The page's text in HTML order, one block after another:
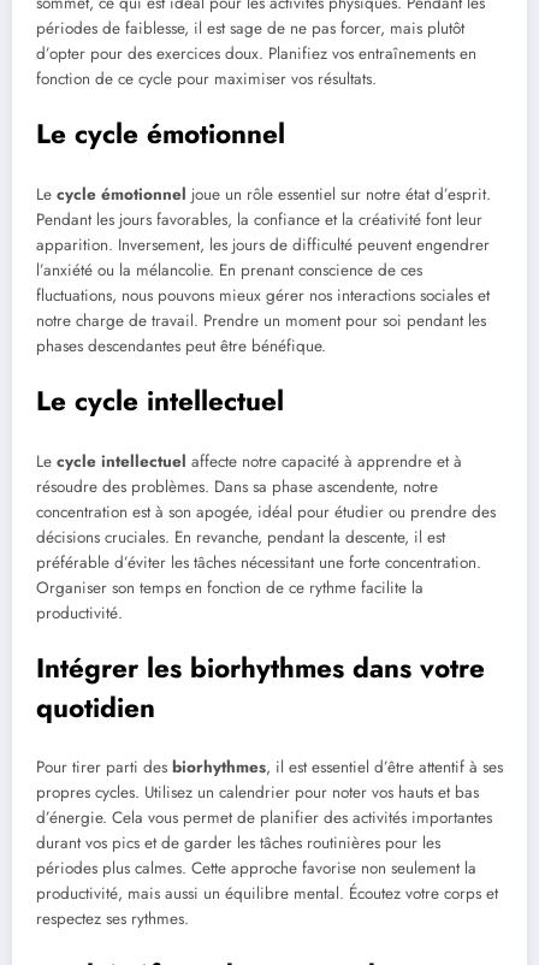
périodes de faiblesse, il est sage de ne pas forcer, mais plutôt
d’opter pour des exercices doux. Planifiez vos entraînements en
fonction de ce cycle pour maximiser vos résultats.
Le cycle émotionnel
Le cycle émotionnel joue un rôle essentiel sur notre état d’esprit.
Pendant les jours favorables, la confiance et la créativité font leur
apparition. Inversement, les jours de difficulté peuvent engendrer
l’anxiété ou la mélancolie. En prenant conscience de ces
fluctuations, nous pouvons mieux gérer nos interactions sociales et
notre charge de travail. Prendre un moment pour soi pendant les
phases descendantes peut être bénéfique.
Le cycle intellectuel
Le cycle intellectuel affecte notre capacité à apprendre et à
résoudre des problèmes. Dans sa phase ascendente, notre
concentration est à son apogée, idéal pour étudier ou prendre des
décisions cruciales. En revanche, pendant la descente, il est
préférable d’éviter les tâches nécessitant une forte concentration.
Organiser son temps en fonction de ce rythme facilite la
productivité.
Intégrer les biorhythmes dans votre
quotidien
Pour tirer parti des biorhythmes, il est essentiel d’être attentif à ses
propres cycles. Utilisez un calendrier pour noter vos hauts et bas
d’énergie. Cela vous permet de planifier des activités importantes
durant vos pics et de garder les tâches routinières pour les
périodes plus calmes. Cette approche favorise non seulement la
productivité, mais aussi un équilibre mental. Écoutez votre corps et
respectez ses rythmes.